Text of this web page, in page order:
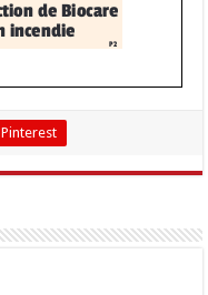
Pinterest